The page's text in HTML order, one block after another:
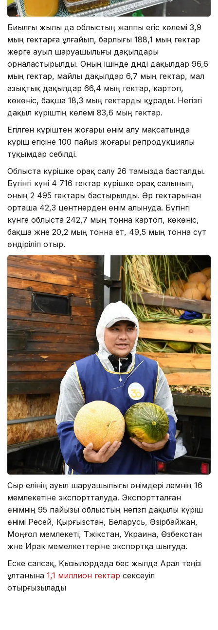
Биылғы жылы да облыстың жалпы егіс көлемі 3,9
мың гектарға ұлғайып, барлығы 188,1 мың гектар
жерге ауыл шаруашылығы дақылдары
орналастырылды. Оның ішінде дәндi дақылдар 96,6
мың гектар, майлы дақылдар 6,7 мың гектар, мал
азықтық дақылдар 66,4 мың гектар, картоп,
көкөнiс, бақша 18,3 мың гектарды құрады. Негізгі
дақыл күрiштің көлемі 83,6 мың гектар.
Егілген күріштен жоғары өнім алу мақсатында
күріш егісіне 100 пайыз жоғары репродукциялы
тұқымдар себілді.
Облыста күрішке орақ салу 26 тамызда басталды.
Бүгінгі күні 4 716 гектар күрішке орақ салынып,
оның 2 495 гектары бастырылды. Әр гектарынан
орташа 42,3 центнерден өнім алынуда. Бүгінгі
күнге облыста 242,7 мың тонна картоп, көкөніс,
бақша және 20,2 мың тонна ет, 49,5 мың тонна сүт
өндіріліп отыр.
Сыр елінің ауыл шаруашылығы өнімдері әлемнің 16
мемлекетіне экспортталуда. Экспортталған
өнімнің 95 пайызы облыстың негізгі дақылы күріш
өнімі Ресей, Қырғызстан, Беларусь, Әзірбайжан,
Моңғол мемлекеті, Тәжікстан, Украина, Өзбекстан
және Ирак мемелкеттеріне экспортқа шығуда.
Еске салсақ, Қызылордада бес жылда Арал теңіз
ұлтанына 1,1 миллион гектар сексеуіл
отырғызылады